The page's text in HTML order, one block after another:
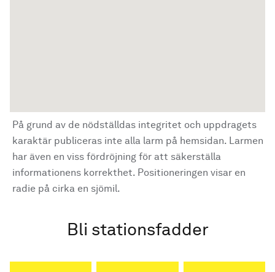
På grund av de nödställdas integritet och uppdragets
karaktär publiceras inte alla larm på hemsidan. Larmen
har även en viss fördröjning för att säkerställa
informationens korrekthet. Positioneringen visar en
radie på cirka en sjömil.
Bli stationsfadder